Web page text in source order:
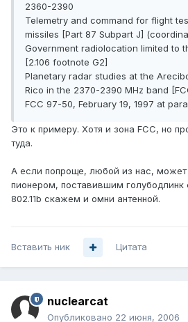
2360-2390
Telemetry and command for flight
missiles [Part 87 Subpart J]
Government radiolocation limited to
[2.106 footnote G2]
Planetary radar studies at the
Rico in the 2370-2390 MHz band
FCC 97-50, February 19, 1997 at
Это к примеру. Хотя и зона FCC, но
туда.
А если попроще, любой из нас, может
пионером, поставившим
802.11b скажем и омни антенной.
Вставить ник Цитата
nuclearcat
Опубликовано 22 июня, 2006